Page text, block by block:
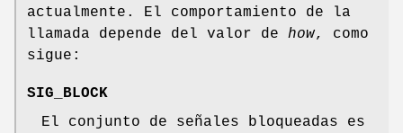
actualmente. El comportamiento de la
llamada depende del valor de how, como
sigue:
SIG_BLOCK
El conjunto de señales bloqueadas es